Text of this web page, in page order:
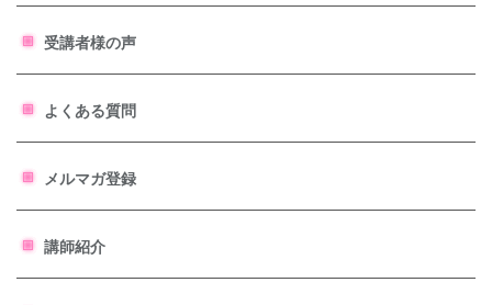
受講者様の声
よくある質問
メルマガ登録
講師紹介